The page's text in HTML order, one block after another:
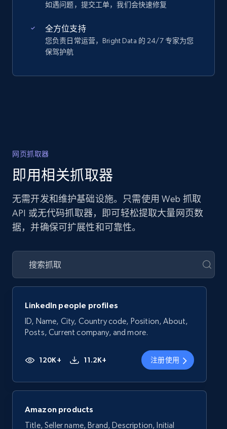
如遇问题，提交工单，我们会快速修复
全方位支持
您负责日常运营，Bright Data 的 24/7 专家为您
保驾护航
网页抓取器
即用相关抓取器
无需开发和维护基础设施。只需使用 Web 抓取
API 或无代码抓取器，即可轻松提取大量网页数
据，并确保可扩展性和可靠性。
LinkedIn people profiles
ID, Name, City, Country code, Position, About,
Posts, Current company, and more.
120K+ 11.2K+ 注册使用
Amazon products
Title, Seller name, Brand, Description, Initial